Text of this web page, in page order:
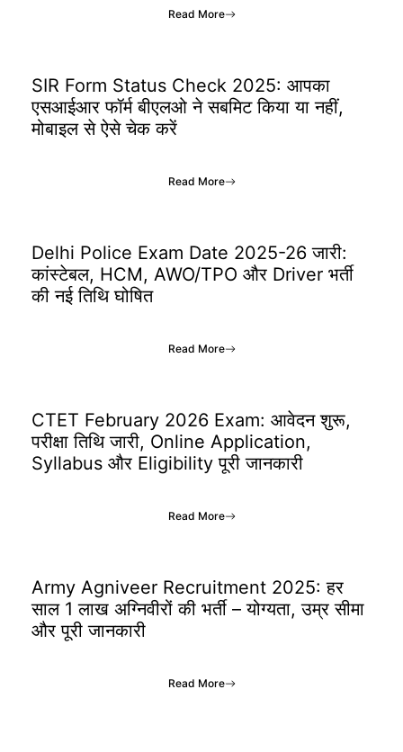
Read More
SIR Form Status Check 2025: आपका
एसआईआर फॉर्म बीएलओ ने सबमिट किया या नहीं,
मोबाइल से ऐसे चेक करें
Read More
Delhi Police Exam Date 2025-26 जारी:
कांस्टेबल, HCM, AWO/TPO और Driver भर्ती
की नई तिथि घोषित
Read More
CTET February 2026 Exam: आवेदन शुरू,
परीक्षा तिथि जारी, Online Application,
Syllabus और Eligibility पूरी जानकारी
Read More
Army Agniveer Recruitment 2025: हर
साल 1 लाख अग्निवीरों की भर्ती – योग्यता, उम्र सीमा
और पूरी जानकारी
Read More